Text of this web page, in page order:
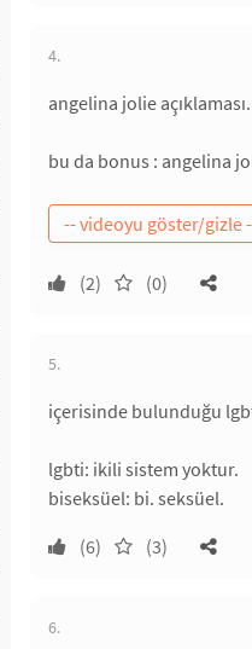
4.
angelina jolie
bu da bonus : angelina
(2) (0)
5.
içerisinde bulunduğu
lgbti: ikili sistem yoktur.
biseksüel: bi. seksüel.
(6)
(3)
6.